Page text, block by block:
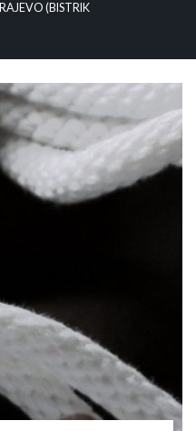
(BISTRIK